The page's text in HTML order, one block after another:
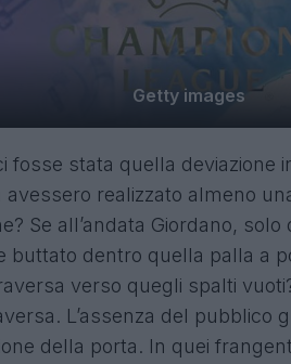
Getty images
fosse stata quella deviazione
avessero realizzato almeno
Se all’andata Giordano,
buttato dentro quella palla a
verso quegli spalti
L’assenza del pubblico
della porta. In quei